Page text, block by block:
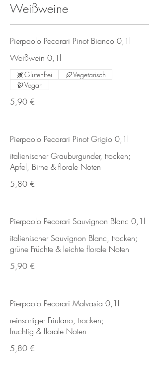
Weißweine
Pierpaolo Pecorari Pinot Bianco 0,1l
Weißwein 0,1l
5,90 €
Glutenfrei
Vegetarisch
Vegan
Pierpaolo Pecorari Pinot Grigio 0,1l
italienischer Grauburgunder, trocken;
Apfel, Birne & florale Noten
5,80 €
Pierpaolo Pecorari Sauvignon Blanc 0,1l
italienischer Sauvignon Blanc, trocken;
grüne Früchte & leichte florale Noten
5,90 €
Pierpaolo Pecorari Malvasia 0,1l
reinsortiger Friulano, trocken;
fruchtig & florale Noten
5,80 €